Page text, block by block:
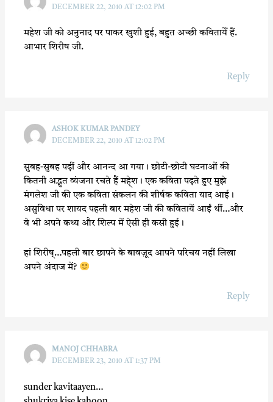
DECEMBER 22, 2010 AT 12:02 PM
महेश जी को अनुनाद पर पाकर खुशी हुई, बहुत अच्छी कवितायेँ हैं.
आभार शिरीष जी.
Reply
ASHOK KUMAR PANDEY
DECEMBER 22, 2010 AT 12:02 PM
सुबह-सुबह पढ़ीं और आनन्द आ गया। छोटी-छोटी घटनाओं की
कितनी अद्भुत व्यंजना रचते हैं महे्श। एक कविता पढ़ते हुए मुझे
मंगलेश जी की एक कविता संकलन की शीर्षक कविता याद आई।
असुविधा पर शायद पहली बार महेश जी की कवितायें आईं थीं…और
वे भी अपने कथ्य और शिल्प में ऐसी ही कसी हुई।
हां शिरीष्…पहली बार छापने के बावज़ूद आपने परिचय नहीं लिखा
अपने अंदाज में?
Reply
MANOJ CHHABRA
DECEMBER 23, 2010 AT 1:37 PM
sunder kavitaayen…